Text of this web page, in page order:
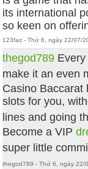
its international
so keen on
123faz - Thứ 6, ngày 22/07/
thegod789
make it an even
Casino Baccarat
slots for you,
lines and going
Become a VIP
super little
thegod789 - Thứ 6, ngày 22/